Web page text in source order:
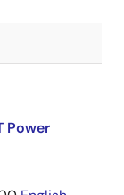
Power